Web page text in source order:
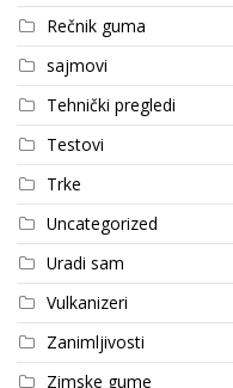
Rečnik guma
sajmovi
Tehnički pregledi
Testovi
Trke
Uncategorized
Uradi sam
Vulkanizeri
Zanimljivosti
Zimske gume